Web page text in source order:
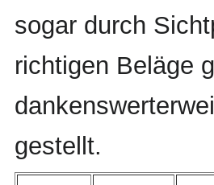
sogar durch
richtigen Beläge
gestellt.